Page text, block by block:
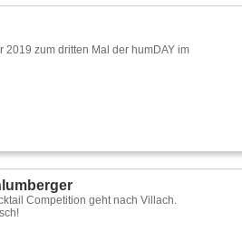
2019 zum dritten Mal der humDAY im
Competition geht nach Villach.